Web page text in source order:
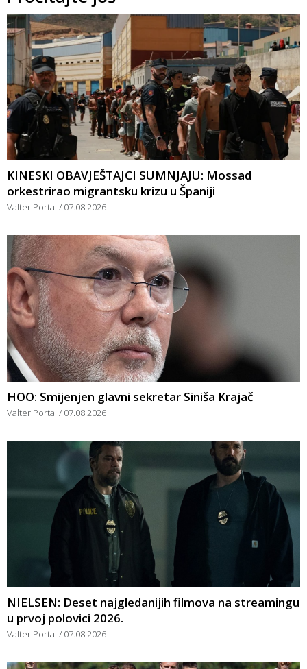
KINESKI OBAVJEŠTAJCI SUMNJAJU: Mossad
orkestrirao migrantsku krizu u Španiji
Valter Portal 07.08.2026
HOO: Smijenjen glavni sekretar Siniša Krajač
Valter Portal 07.08.2026
NIELSEN: Deset najgledanijih filmova na streamingu
u prvoj polovici 2026.
Valter Portal 07.08.2026